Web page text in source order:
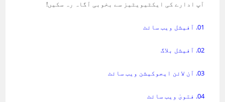
آپ ادارے کی ایکٹیویٹیز سے بخوبی آگاہ رہ سکیں!
01. آفیشل ویب سائٹ
02. آفیشل بلاگ
03. آن لائن ایجوکیشن ویب سائٹ
04. فتویٰ ویب سائٹ